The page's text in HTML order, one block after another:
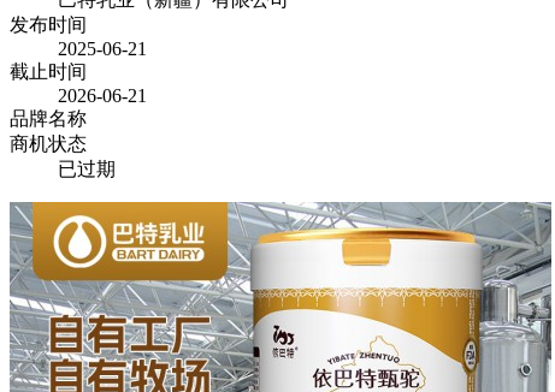
发布时间
2025-06-21
截止时间
2026-06-21
品牌名称
商机状态
已过期